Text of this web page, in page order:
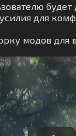
для
модов для